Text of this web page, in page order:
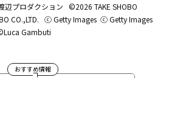
辺プロダクション ©2026 TAKE SHOBO
CO.,LTD. ⓒ Getty Images ⓒ Getty Images
Gambuti
おすすめ情報